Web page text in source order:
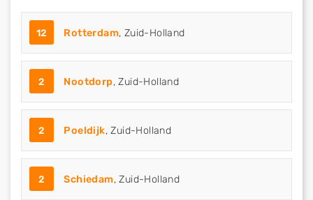
12 Rotterdam, Zuid-Holland
2 Nootdorp, Zuid-Holland
2 Poeldijk, Zuid-Holland
2 Schiedam, Zuid-Holland